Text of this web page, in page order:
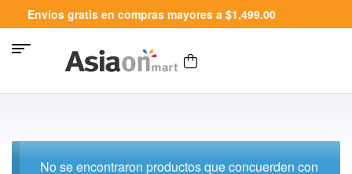
Envíos gratis en compras mayores a $1,499.00
No se encontraron productos que concuerden con